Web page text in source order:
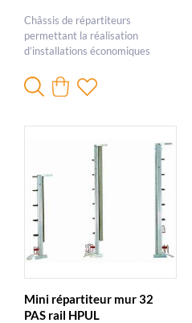
Châssis de répartiteurs
permettant la réalisation
d’installations économiques
Mini répartiteur mur 32
PAS rail HPUL